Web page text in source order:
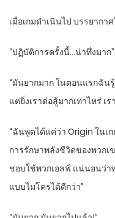
เมื่อเกมดำเนินไป บรรยากา
“ปฏิบัติการครั้งนี้…น่าทึ่งมาก”
“มันยากมาก ในตอนแรกฉัน
แต่ยิ่งเราต่อสู้มากเท่าไหร่ เ
“ฉันพูดได้แค่ว่า Origin ใน
การรักษาพลังชีวิตของพวกเ
ชอบใช้พวกเอลฟ์ แน่นอนว่า
แบบไมโครได้ดีกว่า”